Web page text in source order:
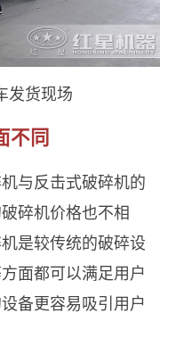
发货现场
不同
与反击式破碎机的
碎机价格也不相
是较传统的破碎设
面都可以满足用户
备更容易吸引用户